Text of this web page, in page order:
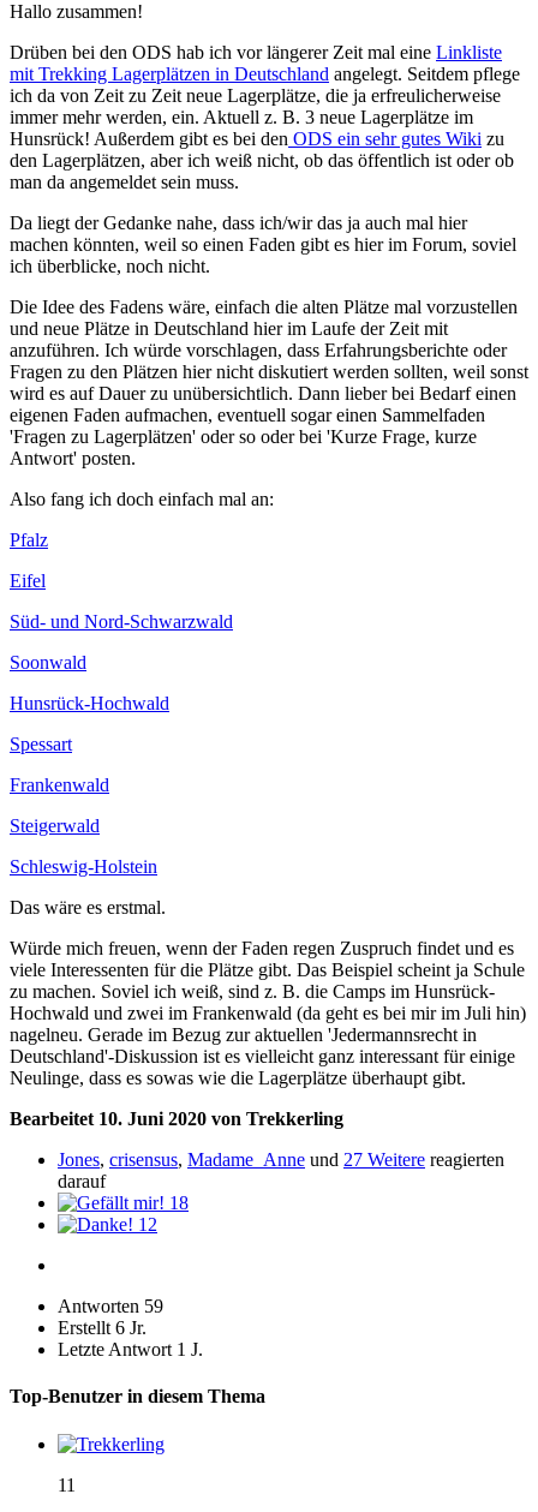
Hallo zusammen!
Drüben bei den ODS hab ich vor längerer Zeit mal eine Linkliste
mit Trekking Lagerplätzen in Deutschland angelegt. Seitdem pflege
ich da von Zeit zu Zeit neue Lagerplätze, die ja erfreulicherweise
immer mehr werden, ein. Aktuell z. B. 3 neue Lagerplätze im
Hunsrück! Außerdem gibt es bei den ODS ein sehr gutes Wiki zu
den Lagerplätzen, aber ich weiß nicht, ob das öffentlich ist oder ob
man da angemeldet sein muss.
Da liegt der Gedanke nahe, dass ich/wir das ja auch mal hier
machen könnten, weil so einen Faden gibt es hier im Forum, soviel
ich überblicke, noch nicht.
Die Idee des Fadens wäre, einfach die alten Plätze mal vorzustellen
und neue Plätze in Deutschland hier im Laufe der Zeit mit
anzuführen. Ich würde vorschlagen, dass Erfahrungsberichte oder
Fragen zu den Plätzen hier nicht diskutiert werden sollten, weil sonst
wird es auf Dauer zu unübersichtlich. Dann lieber bei Bedarf einen
eigenen Faden aufmachen, eventuell sogar einen Sammelfaden
'Fragen zu Lagerplätzen' oder so oder bei 'Kurze Frage, kurze
Antwort' posten.
Also fang ich doch einfach mal an:
Pfalz
Eifel
Süd- und Nord-Schwarzwald
Soonwald
Hunsrück-Hochwald
Spessart
Frankenwald
Steigerwald
Schleswig-Holstein
Das wäre es erstmal.
Würde mich freuen, wenn der Faden regen Zuspruch findet und es
viele Interessenten für die Plätze gibt. Das Beispiel scheint ja Schule
zu machen. Soviel ich weiß, sind z. B. die Camps im Hunsrück-
Hochwald und zwei im Frankenwald (da geht es bei mir im Juli hin)
nagelneu. Gerade im Bezug zur aktuellen 'Jedermannsrecht in
Deutschland'-Diskussion ist es vielleicht ganz interessant für einige
Neulinge, dass es sowas wie die Lagerplätze überhaupt gibt.
Bearbeitet 10. Juni 2020 von Trekkerling
Jones, crisensus, Madame_Anne und 27 Weitere reagierten
darauf
18
12
Antworten 59
Erstellt 6 Jr.
Letzte Antwort 1 J.
Top-Benutzer in diesem Thema
11